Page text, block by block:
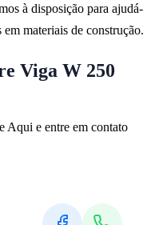
à disposição para ajudá-
materiais de construção.
Viga W 250
Aqui e entre em contato